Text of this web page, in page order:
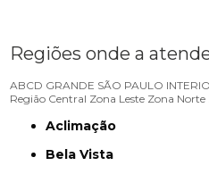
Regiões onde a
ABCD GRANDE SÃO PAULO
Região Central Zona Leste Zona Norte
Aclimação
Bela Vista